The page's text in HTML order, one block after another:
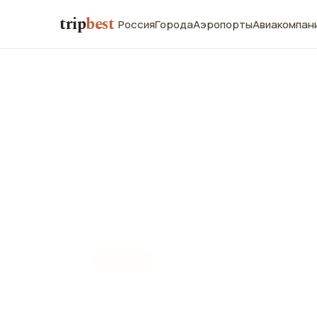
tripbest РоссияГородаАэропорты